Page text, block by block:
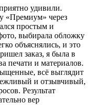
удивили.
«Премиум» через
простым и
выбирала обложку
объяснялись, и это
заказ, я была в
печати и материалов.
всё выглядит
и отзывчивый,
Результат
вер